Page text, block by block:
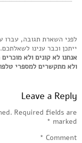
לפני השארת תגובה, עברו
ייתכן וכבר ענינו
אנחנו לא קונים ולא
ולא מתקשרים למספרי
Leave a Reply
Required fields are
marked
*
Comment
*